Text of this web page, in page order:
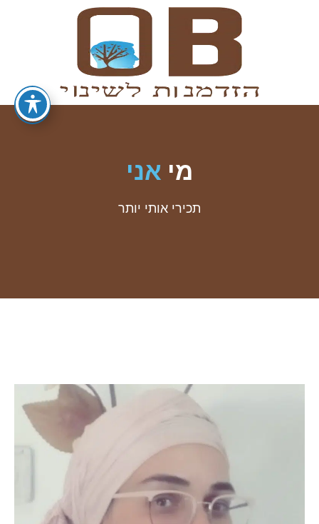
מי אני
תכירי אותי יותר